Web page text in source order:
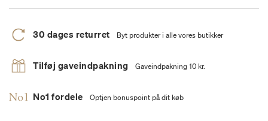
30 dages returret Byt produkter i alle vores butikker
Tilføj gaveindpakning Gaveindpakning 10 kr.
No1 fordele Optjen bonuspoint på dit køb